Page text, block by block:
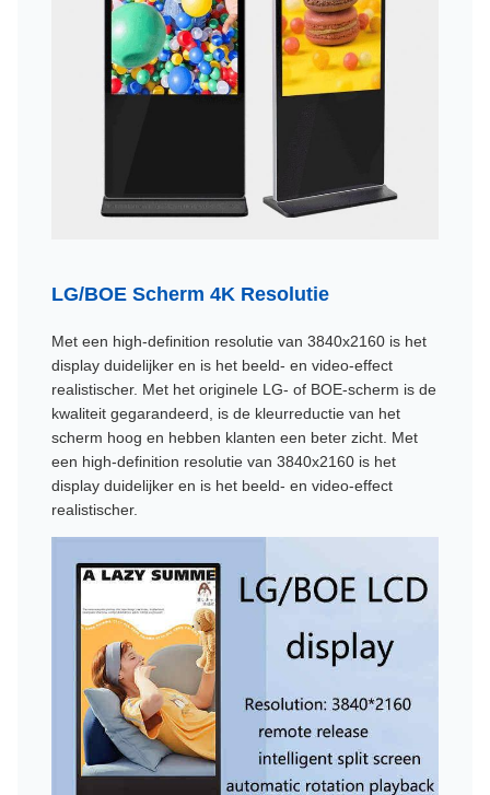
LG/BOE Scherm 4K Resolutie
Met een high-definition resolutie van 3840x2160 is het
display duidelijker en is het beeld- en video-effect
realistischer. Met het originele LG- of BOE-scherm is de
kwaliteit gegarandeerd, is de kleurreductie van het
scherm hoog en hebben klanten een beter zicht. Met
een high-definition resolutie van 3840x2160 is het
display duidelijker en is het beeld- en video-effect
realistischer.